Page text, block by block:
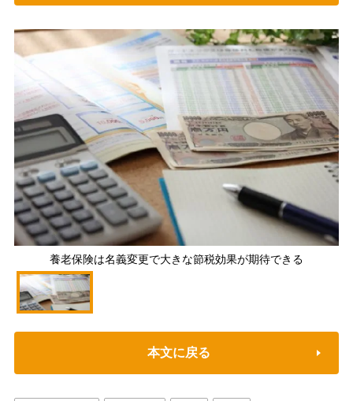
養老保険は名義変更で大きな節税効果が期待できる
本文に戻る